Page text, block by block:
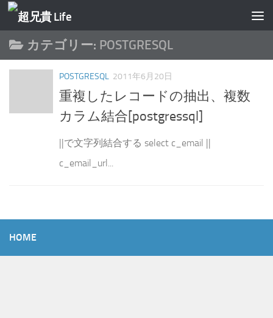
コンテンツへスキップ
カテゴリー: POSTGRESQL
POSTGRESQL 2011年6月20日
重複したレコードの抽出、複数
カラム結合[postgressql]
||で文字列結合する select c_email ||
c_email_url...
HOME